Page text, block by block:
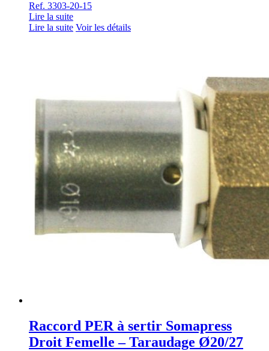
Ref. 3303-20-15
Lire la suite
Lire la suite Voir les détails
Raccord PER à sertir Somapress
Droit Femelle – Taraudage Ø20/27